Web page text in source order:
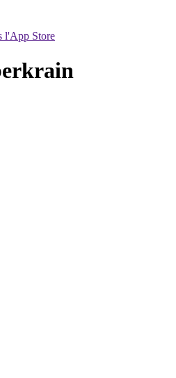
l'App Store